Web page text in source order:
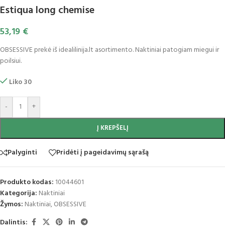
Estiqua long chemise
53,19 €
OBSESSIVE prekė iš idealilinija.lt asortimento. Naktiniai patogiam miegui ir
poilsiui.
Liko 30
- +
Į KREPŠELĮ
Palyginti Pridėti į pageidavimų sąrašą
Produkto kodas: 10044601
Kategorija: Naktiniai
Žymos: Naktiniai,OBSESSIVE
Dalintis: